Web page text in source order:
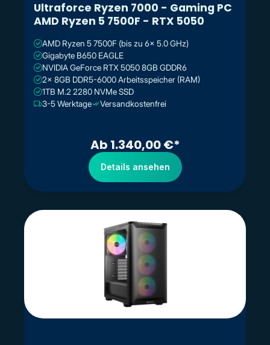
Ultraforce Ryzen 7000 - Gaming PC
AMD Ryzen 5 7500F - RTX 5050
AMD Ryzen 5 7500F (bis zu 6x 5.0 GHz)
Gigabyte B650 EAGLE
NVIDIA GeForce RTX 5050 8GB GDDR6
2x 8GB DDR5-6000 Arbeitsspeicher (RAM)
1TB M.2 2280 NVMe SSD
3-5 Werktage
Versandkostenfrei
Ab 1.340,00 €*
Details ansehen